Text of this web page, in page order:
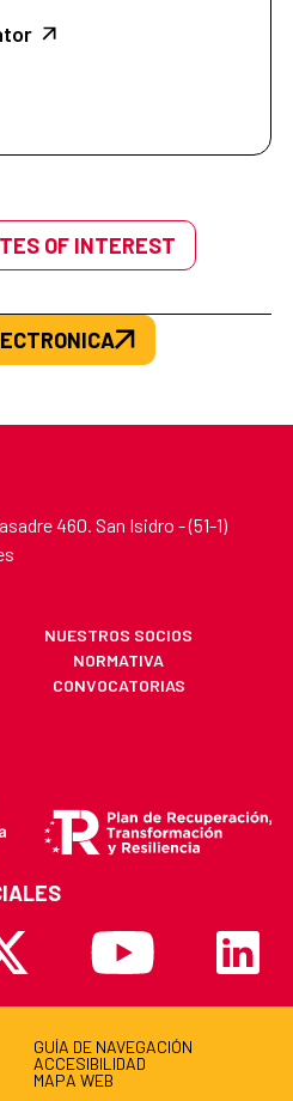
OF INTEREST
460. San Isidro - (51-1)
NUESTROS SOCIOS
NORMATIVA
CONVOCATORIAS
Youtube Linkedin
GUÍA DE NAVEGACIÓN
ACCESIBILIDAD
MAPA WEB